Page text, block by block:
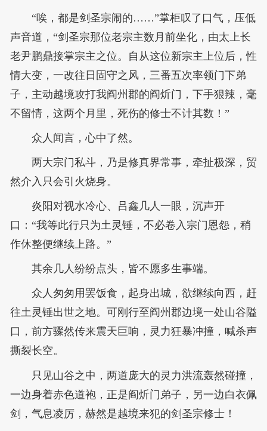
“唉，都是剑圣宗闹的……”掌柜叹了口气，压低
声音道，“剑圣宗那位老宗主数月前坐化，由太上长
老尹鹏鼎接掌宗主之位。自从这位新宗主上位后，性
情大变，一改往日固守之风，三番五次率领门下弟
子，主动越境攻打我阎州郡的阎炘门，下手狠辣，毫
不留情，这两个月里，死伤的修士不计其数！”
众人闻言，心中了然。
两大宗门私斗，乃是修真界常事，牵扯极深，贸
然介入只会引火烧身。
炎阳对视水冷心、吕鑫几人一眼，沉声开
口：“我等此行只为土灵锤，不必卷入宗门恩怨，稍
作休整便继续上路。”
其余几人纷纷点头，皆不愿多生事端。
众人匆匆用罢饭食，起身出城，欲继续向西，赶
往土灵锤出世之地。可刚行至阎州郡边境一处山谷隘
口，前方骤然传来震天巨响，灵力狂暴冲撞，喊杀声
撕裂长空。
只见山谷之中，两道庞大的灵力洪流轰然碰撞，
一边身着赤色道袍，正是阎炘门弟子，另一边白衣佩
剑，气息凌厉，赫然是越境来犯的剑圣宗修士！